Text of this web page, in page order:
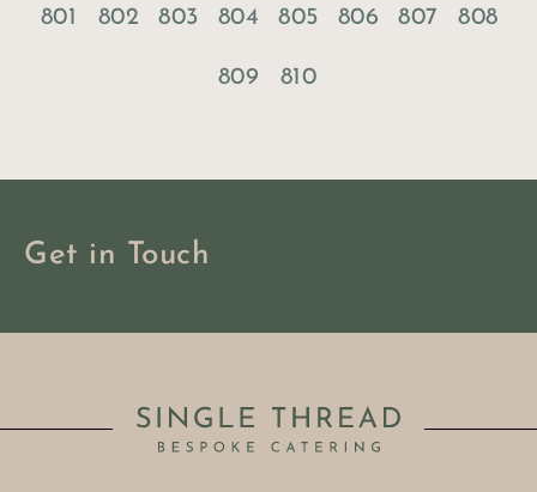
801 802 803 804 805 806 807 808
809 810
Get in Touch